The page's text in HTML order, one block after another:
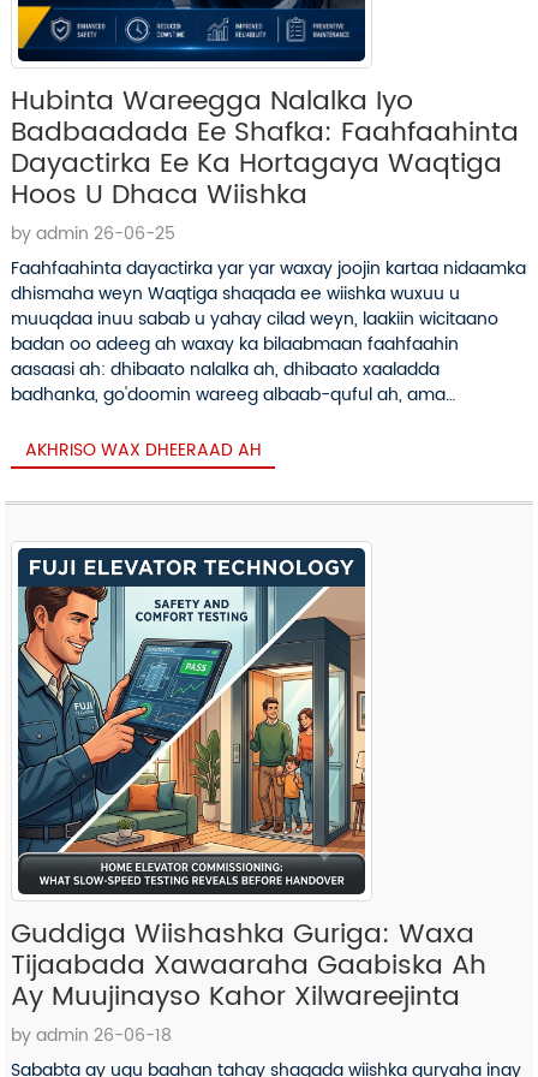
Hubinta Wareegga Nalalka Iyo
Badbaadada Ee Shafka: Faahfaahinta
Dayactirka Ee Ka Hortagaya Waqtiga
Hoos U Dhaca Wiishka
by admin 26-06-25
Faahfaahinta dayactirka yar yar waxay joojin kartaa nidaamka
dhismaha weyn Waqtiga shaqada ee wiishka wuxuu u
muuqdaa inuu sabab u yahay cilad weyn, laakiin wicitaano
badan oo adeeg ah waxay ka bilaabmaan faahfaahin
aasaasi ah: dhibaato nalalka ah, dhibaato xaaladda
badhanka, go'doomin wareeg albaab-quful ah, ama
Faahfaahintan ...
AKHRISO WAX DHEERAAD AH
Guddiga Wiishashka Guriga: Waxa
Tijaabada Xawaaraha Gaabiska Ah
Ay Muujinayso Kahor Xilwareejinta
by admin 26-06-18
Sababta ay ugu baahan tahay shaqada wiishka guryaha inay